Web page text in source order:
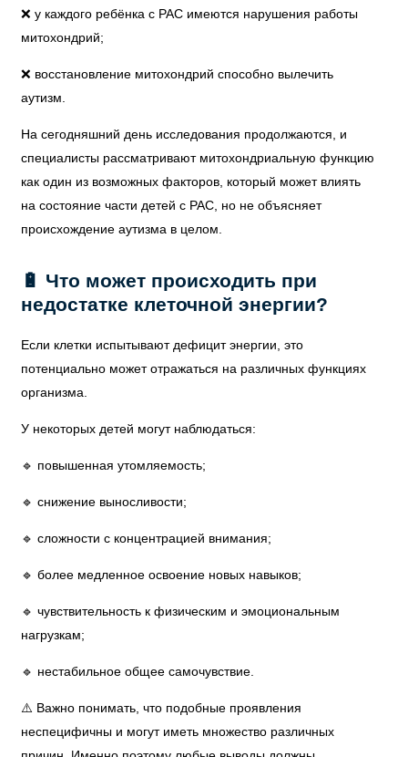
❌ у каждого ребёнка с РАС имеются нарушения работы
митохондрий;
❌ восстановление митохондрий способно вылечить
аутизм.
На сегодняшний день исследования продолжаются, и
специалисты рассматривают митохондриальную функцию
как один из возможных факторов, который может влиять
на состояние части детей с РАС, но не объясняет
происхождение аутизма в целом.
🔋 Что может происходить при
недостатке клеточной энергии?
Если клетки испытывают дефицит энергии, это
потенциально может отражаться на различных функциях
организма.
У некоторых детей могут наблюдаться:
🔹 повышенная утомляемость;
🔹 снижение выносливости;
🔹 сложности с концентрацией внимания;
🔹 более медленное освоение новых навыков;
🔹 чувствительность к физическим и эмоциональным
нагрузкам;
🔹 нестабильное общее самочувствие.
⚠️ Важно понимать, что подобные проявления
неспецифичны и могут иметь множество различных